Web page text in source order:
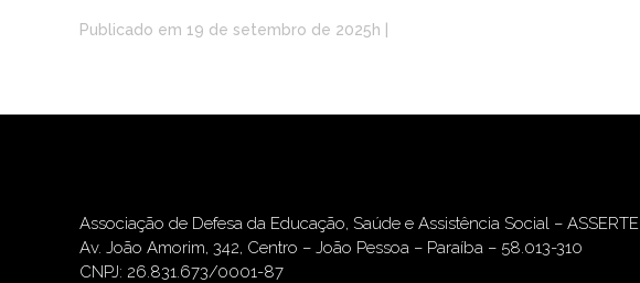
Publicado em 19 de setembro de 2025h
Associação de Defesa da Educação, Saúde e Assistência Social – ASSERTE
Av. João Amorim, 342, Centro – João Pessoa – Paraíba – 58.013-310
CNPJ: 26.831.673/0001-87